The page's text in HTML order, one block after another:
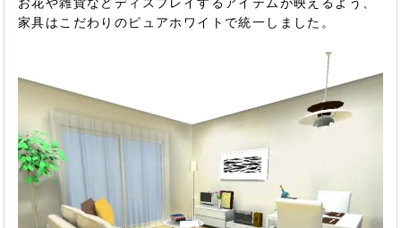
お花や雑貨などディスプレイするアイテムが映えるよう、
家具はこだわりのピュアホワイトで統一しました。